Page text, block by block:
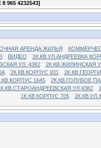
4232543]
АРЕНДА ЖИЛЬЯ
ВИДЕО
1К.КВ.УЛ.АНДРЕЕВКА
УЛ. 43К2
2К.КВ.ЖИЛИНСКАЯ
2К.КВ.КОРПУС 931
1645
УЛ.43К2
1К.КВ.КОРПУС 705